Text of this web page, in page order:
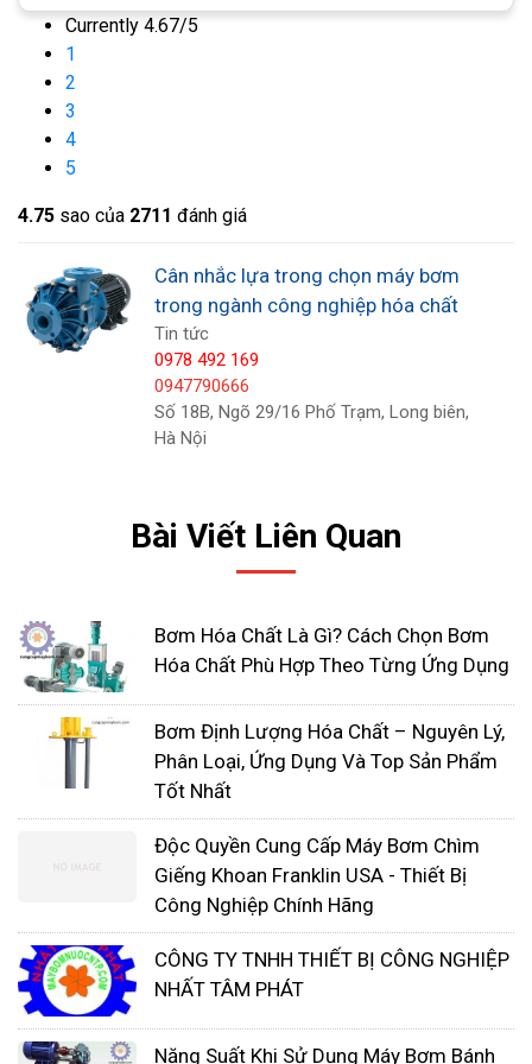
quá trình.
Máy bơm tuabin:
quạt giống như tuabin với răng định hướng triệt để
để di chuyển chất lỏng. Bơm tuabin kết hợp tính
bơm chuyển tích cực. Tuy nhiên, chúng không
thích hợp cho việc vận chuyển chất lỏng có hàm
lượng chất rắn.
Có hàng ngàn máy bơm trên thị trường nằm trong
các loại này và hoạt động đáng kinh ngạc trong
hầu hết các trường hợp. Tuy nhiên, nhiều trong số
chúng cũng có những hạn chế nghiêm trọng khi
xử lý chất lỏng ăn mòn hoặc mài mòn cao, hoặc
chất lỏng có hàm lượng chất rắn cao, như bùn.
Ngành công nghiệp hóa chất đang rất cần một
Currently 4.67/5
1
2
3
4
5
4.75 sao của 2711 đánh giá
Cân nhắc lựa trong chọn máy bơm
trong ngành công nghiệp hóa chất
Tin tức
0978 492 169
0947790666
Số 18B, Ngõ 29/16 Phố Trạm, Long biên,
Hà Nội
Bài Viết Liên Quan
Bơm Hóa Chất Là Gì? Cách Chọn Bơm
Hóa Chất Phù Hợp Theo Từng Ứng Dụng
Bơm Định Lượng Hóa Chất – Nguyên Lý,
Phân Loại, Ứng Dụng Và Top Sản Phẩm
Tốt Nhất
Độc Quyền Cung Cấp Máy Bơm Chìm
Giếng Khoan Franklin USA - Thiết Bị
Công Nghiệp Chính Hãng
CÔNG TY TNHH THIẾT BỊ CÔNG NGHIỆP
NHẤT TÂM PHÁT
Năng Suất Khi Sử Dụng Máy Bơm Bánh